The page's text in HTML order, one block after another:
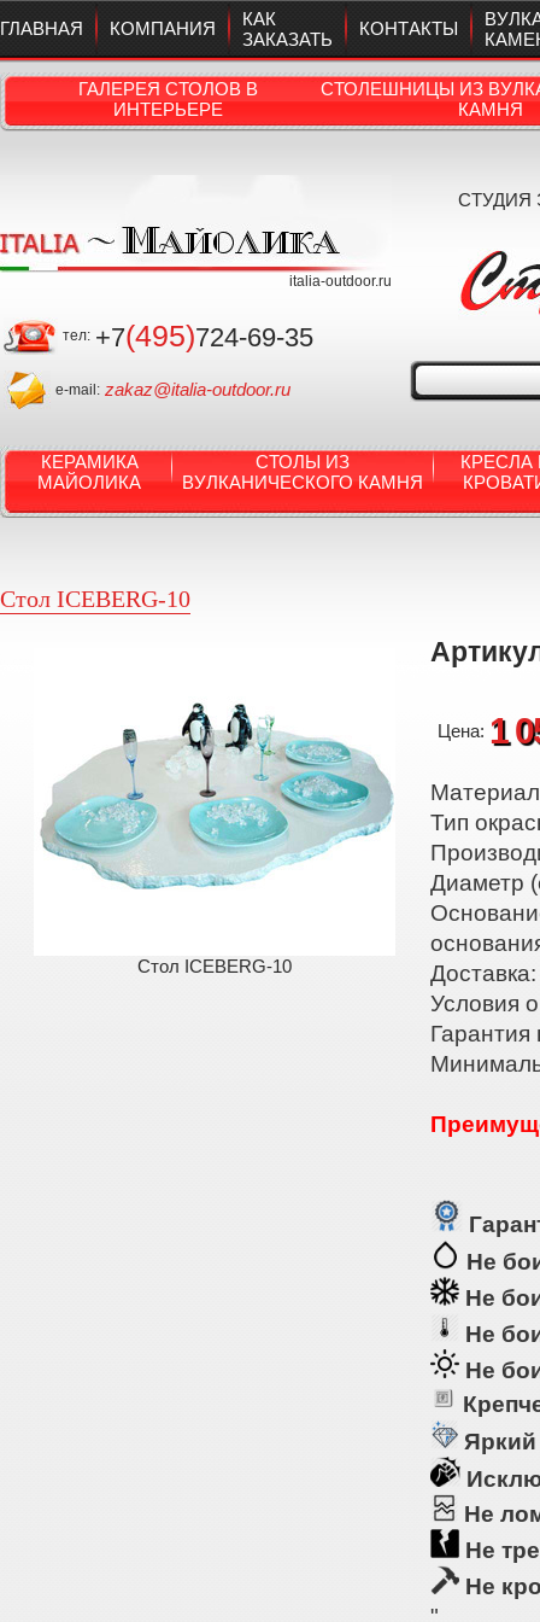
ГЛАВНАЯ КОМПАНИЯ
КАК
ЗАКАЗАТЬ
КОНТАКТЫ
ГАЛЕРЕЯ СТОЛОВ В
ИНТЕРЬЕРЕ
СТОЛЕШНИЦЫ ИЗ
КАМНЯ
italia-outdoor.ru
тел: +7(495)724-69-35
e-mail: zakaz@italia-outdoor.ru
СТУДИЯ
КЕРАМИКА
МАЙОЛИКА
СТОЛЫ ИЗ
ВУЛКАНИЧЕСКОГО КАМНЯ
КРЕСЛА
Стол ICEBERG-10
Стол ICEBERG-10
Цена: 1
Тип
Диаметр
Условия
Гарантия
Не
Не
Не
Не
Не
Не
Не
"